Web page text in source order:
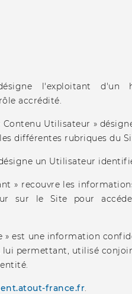
l'exploitant d'un
accrédité.
Utilisateur »
différentes rubriques du
un Utilisateur
» recouvre les
sur le Site pour
» est une information
permettant, utilisé
france.fr.